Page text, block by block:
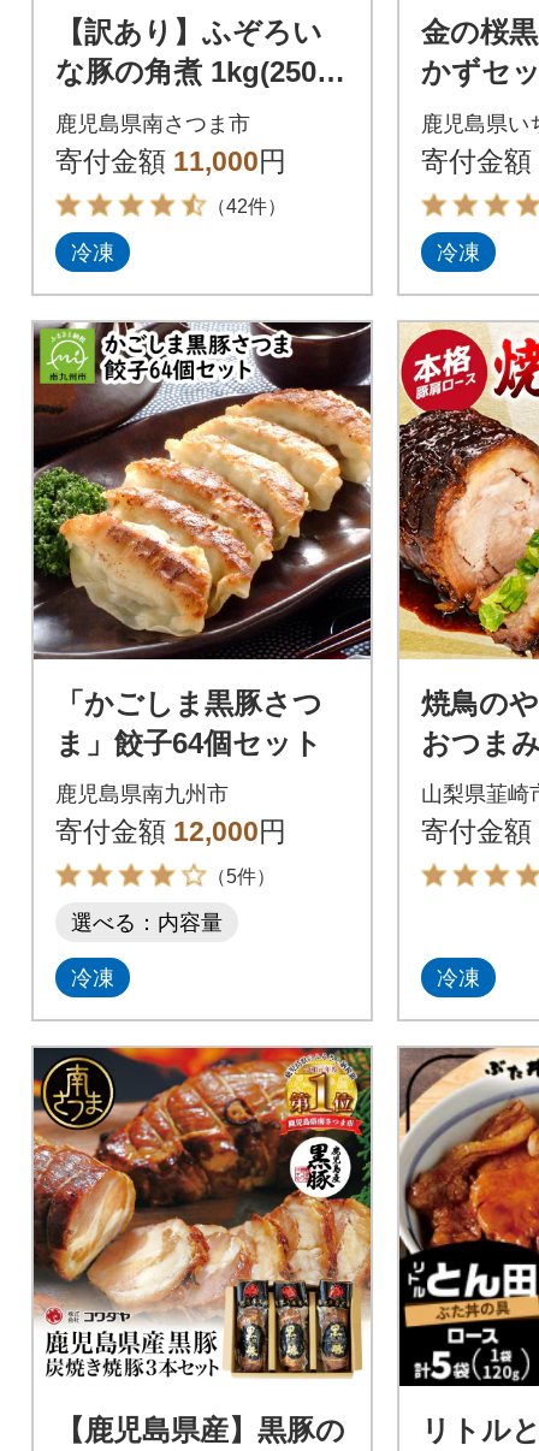
【訳あり】ふぞろい
な豚の角煮 1kg(250g
×4P)鹿児島県産豚肉使
用
鹿児島県南さつま市
寄付金額 11,000円
（42件）
冷凍
金の桜
かずセ
ジ対応)
鹿児島県い
寄付金額
冷凍
「かごしま黒豚さつ
ま」餃子64個セット
鹿児島県南九州市
寄付金額 12,000円
（5件）
選べる：内容量
冷凍
焼鳥の
おつま
ー(豚肩
ック /
県 韮崎
山梨県韮崎
寄付金額
冷凍
【鹿児島県産】黒豚の
リトル